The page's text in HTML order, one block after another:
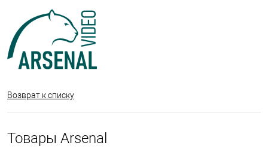
Возврат к списку
Товары Arsenal